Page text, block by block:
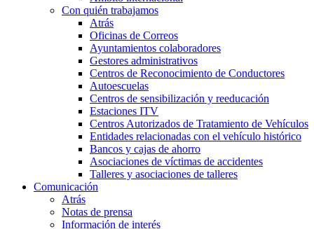
Con quién trabajamos
Atrás
Oficinas de Correos
Ayuntamientos colaboradores
Gestores administrativos
Centros de Reconocimiento de Conductores
Autoescuelas
Centros de sensibilización y reeducación
Estaciones ITV
Centros Autorizados de Tratamiento de Vehículos
Entidades relacionadas con el vehículo histórico
Bancos y cajas de ahorro
Asociaciones de víctimas de accidentes
Talleres y asociaciones de talleres
Comunicación
Atrás
Notas de prensa
Información de interés